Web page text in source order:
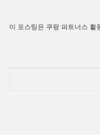
이 포스팅은 쿠팡 파트너스 활